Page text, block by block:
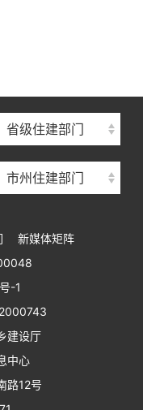
省级住建部门
市州住建部门
新媒体矩阵
-1
建设厅
中心
路12号